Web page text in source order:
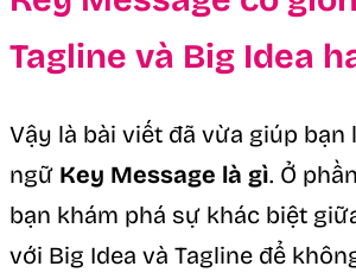
Tagline và Big Idea
Vậy là bài viết đã vừa giúp bạn
ngữ Key Message là gì. Ở
bạn khám phá sự khác biệt
với Big Idea và Tagline để